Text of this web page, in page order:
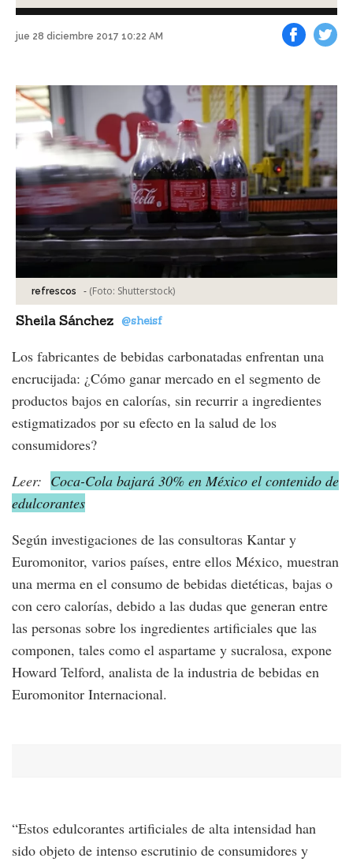
jue 28 diciembre 2017 10:22 AM
refrescos - (Foto: Shutterstock)
Sheila Sánchez @sheisf
Los fabricantes de bebidas carbonatadas enfrentan una
encrucijada: ¿Cómo ganar mercado en el segmento de
productos bajos en calorías, sin recurrir a ingredientes
estigmatizados por su efecto en la salud de los
consumidores?
Leer: Coca-Cola bajará 30% en México el contenido de
edulcorantes
Según investigaciones de las consultoras Kantar y
Euromonitor, varios países, entre ellos México, muestran
una merma en el consumo de bebidas dietéticas, bajas o
con cero calorías, debido a las dudas que generan entre
las personas sobre los ingredientes artificiales que las
componen, tales como el aspartame y sucralosa, expone
Howard Telford, analista de la industria de bebidas en
Euromonitor Internacional.
“Estos edulcorantes artificiales de alta intensidad han
sido objeto de intenso escrutinio de consumidores y